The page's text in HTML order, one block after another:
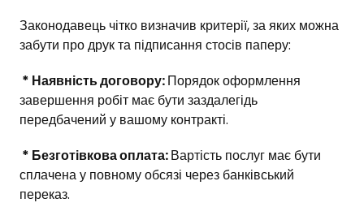
Законодавець чітко визначив критерії, за яких можна
забути про друк та підписання стосів паперу:
* Наявність договору:Порядок оформлення
завершення робіт має бути заздалегідь
передбачений у вашому контракті.
* Безготівкова оплата:Вартість послуг має бути
сплачена у повному обсязі через банківський
переказ.